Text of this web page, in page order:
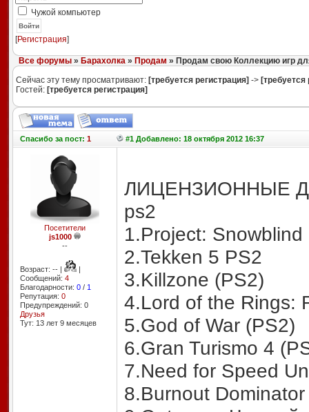
Чужой компьютер
Войти
[Регистрация]
Все форумы» Барахолка» Продам » Продам свою Коллекцию игр
Сейчас эту тему просматривают: [требуется регистрация] -> [требуется
Гостей: [требуется регистрация]
Спасибоза пост: 1 #1 Добавлено: 18 октября 2012 16:37
Посетители
js1000
--
Возраст: -- |
|
Сообщений: 4
Благодарности: 0/ 1
Репутация: 0
Предупреждений: 0
Друзья
Тут: 13 лет 9 месяцев
ЛИЦЕНЗИОННЫЕ
ps2
1.Project: Snowblind
2.Tekken 5 PS2
3.Killzone (PS2)
4.Lord of the Rings:
5.God of War (PS2)
6.Gran Turismo 4
7.Need for Speed
8.Burnout